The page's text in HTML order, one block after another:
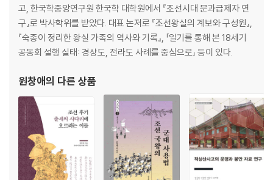
고, 한국학중앙연구원 한국학 대학원에서 『조선시대 문과급제자 연
구』로 박사학위를 받았다. 대표 논저로 『조선왕실의 계보와 구성원』,
『숙종이 정리한 왕실 가족의 역사와 기록』, 「일기를 통해 본 18세기
공동회 설행 실태: 경상도, 전라도 사례를 중심으로」 등이 있다.
원창애의 다른 상품